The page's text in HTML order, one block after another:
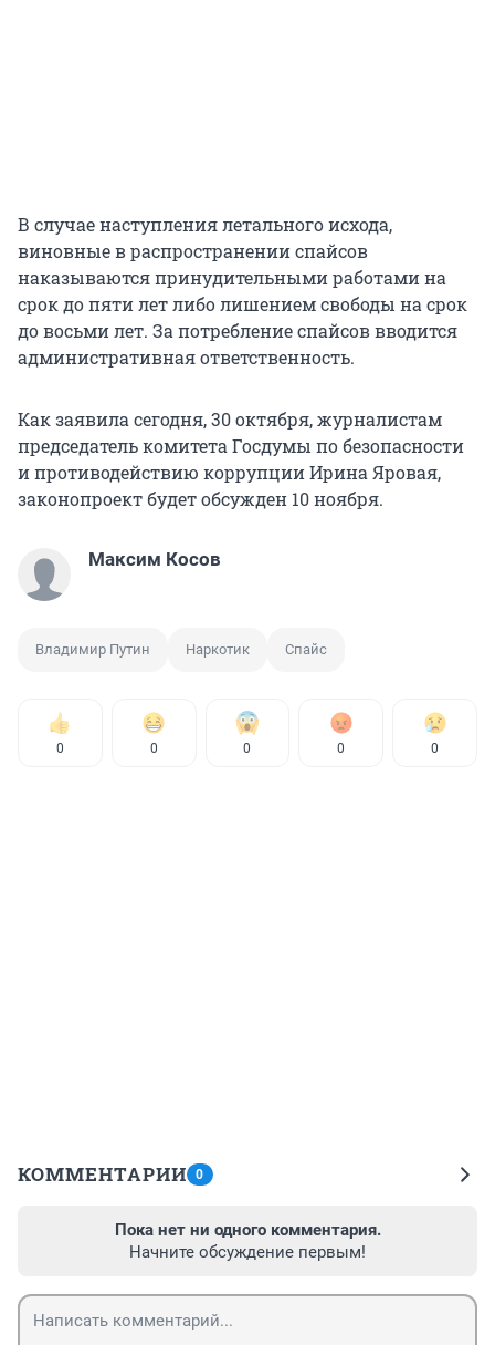
В случае наступления летального исхода,
виновные в распространении спайсов
наказываются принудительными работами на
срок до пяти лет либо лишением свободы на срок
до восьми лет. За потребление спайсов вводится
административная ответственность.
Как заявила сегодня, 30 октября, журналистам
председатель комитета Госдумы по безопасности
и противодействию коррупции Ирина Яровая,
законопроект будет обсужден 10 ноября.
Максим Косов
Владимир Путин Наркотик Спайс
0 0 0 0 0
КОММЕНТАРИИ 0
Пока нет ни одного комментария.
Начните обсуждение первым!